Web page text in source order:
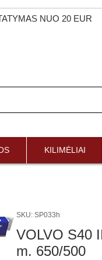
NUO 20 EUR
KILIMĖLIAI
SKU: SP033h
VOLVO S40
m. 650/500